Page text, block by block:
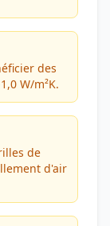
des
W/m²K.
de
d'air